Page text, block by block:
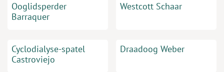
Ooglidsperder
Barraquer
Westcott Schaar
Cyclodialyse-spatel
Castroviejo
Draadoog Weber